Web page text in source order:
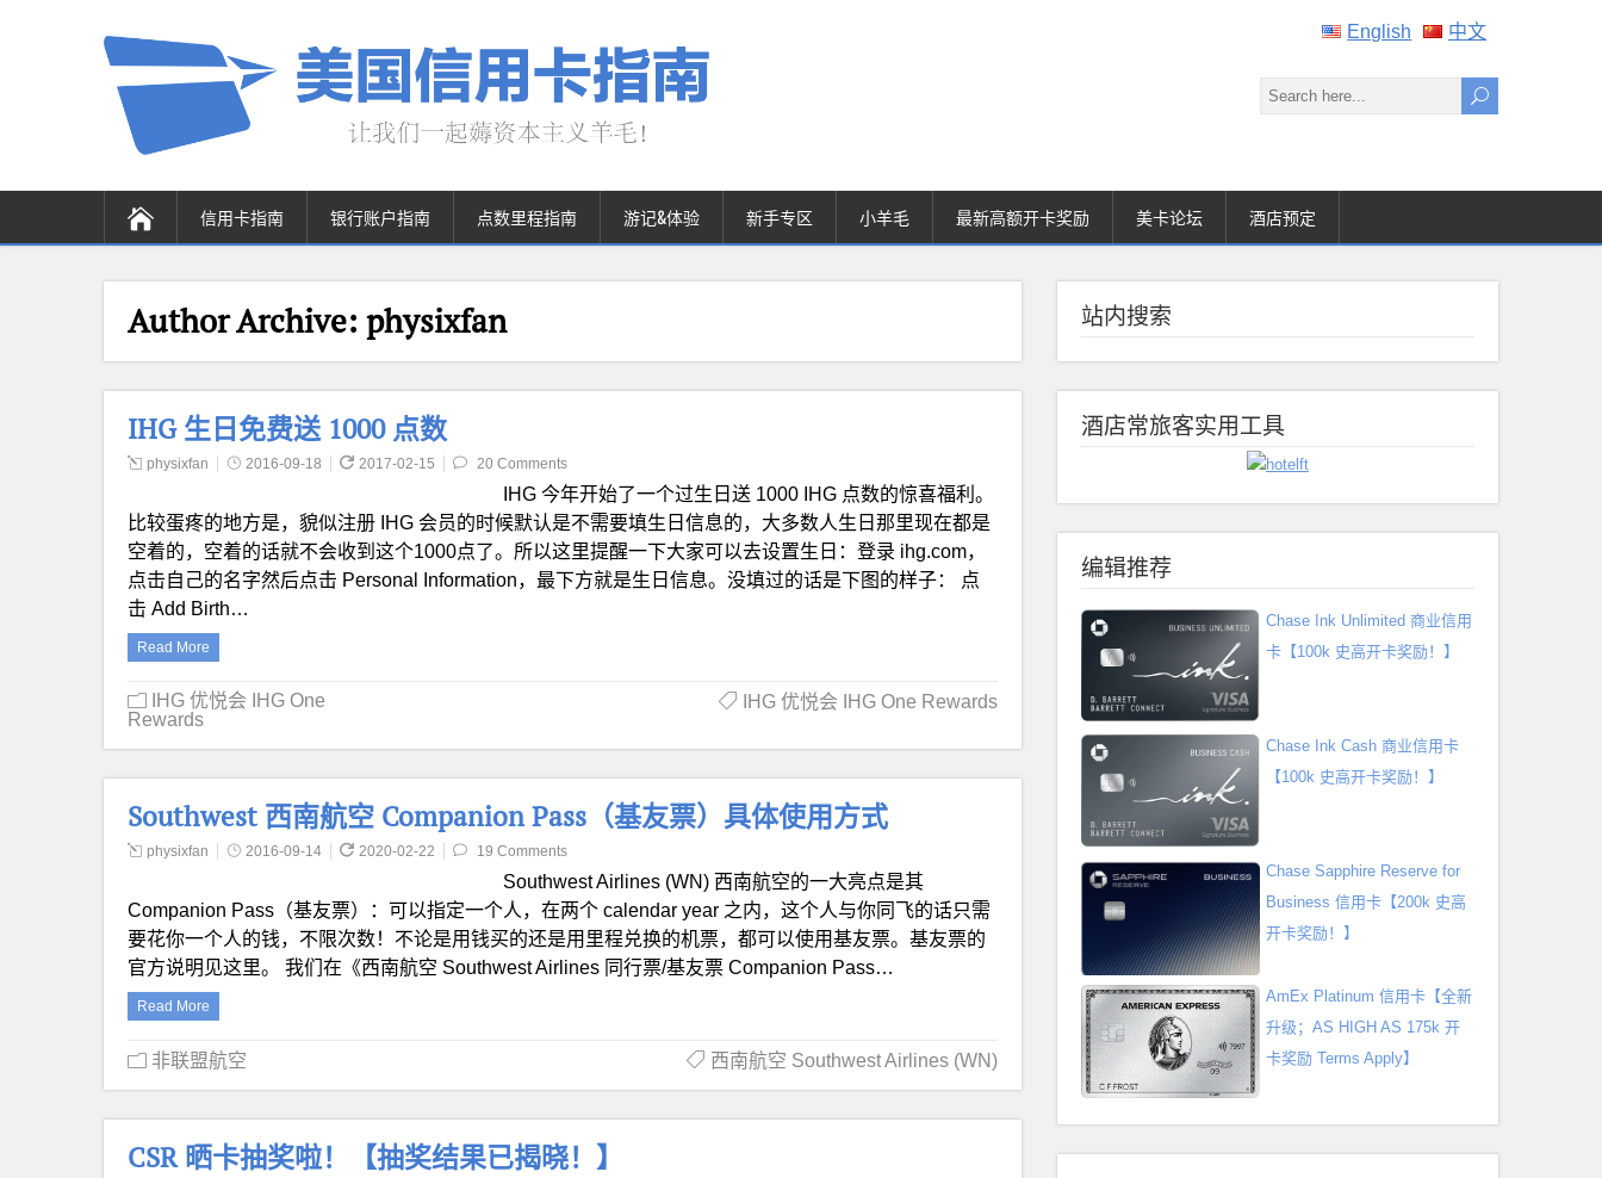
English 中文
信用卡指南 银行账户指南 点数里程指南 游记&体验 新手专区 小羊毛 最新高额开卡奖励 美卡论坛 酒店预定
Author Archive: physixfan
IHG 生日免费送 1000 点数
physixfan 2016-09-18 2017-02-15 20 Comments
IHG 今年开始了一个过生日送 1000 IHG 点数的惊喜福利。
比较蛋疼的地方是，貌似注册 IHG 会员的时候默认是不需要填生日信息的，大多数人生日那里现在都是
空着的，空着的话就不会收到这个1000点了。所以这里提醒一下大家可以去设置生日：登录 ihg.com，
点击自己的名字然后点击 Personal Information，最下方就是生日信息。没填过的话是下图的样子： 点
击 Add Birth…
Read More
IHG 优悦会 IHG One
Rewards
IHG 优悦会 IHG One Rewards
Southwest 西南航空 Companion Pass（基友票）具体使用方式
physixfan 2016-09-14 2020-02-22 19 Comments
Southwest Airlines (WN) 西南航空的一大亮点是其
Companion Pass（基友票）：可以指定一个人，在两个 calendar year 之内，这个人与你同飞的话只需
要花你一个人的钱，不限次数！不论是用钱买的还是用里程兑换的机票，都可以使用基友票。基友票的
官方说明见这里。 我们在《西南航空 Southwest Airlines 同行票/基友票 Companion Pass…
Read More
非联盟航空 西南航空 Southwest Airlines (WN)
CSR 晒卡抽奖啦！【抽奖结果已揭晓！】
站内搜索
酒店常旅客实用工具
编辑推荐
Chase Ink Unlimited 商业信用
卡【100k 史高开卡奖励！】
Chase Ink Cash 商业信用卡
【100k 史高开卡奖励！】
Chase Sapphire Reserve for
Business 信用卡【200k 史高
开卡奖励！】
AmEx Platinum 信用卡【全新
升级；AS HIGH AS 175k 开
卡奖励 Terms Apply】